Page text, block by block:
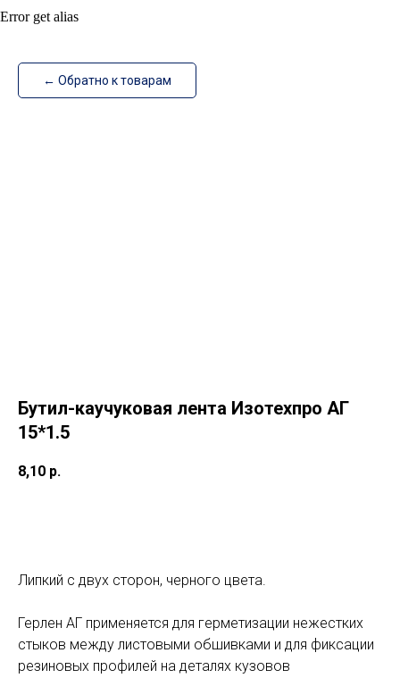
ИзотехПро
← Обратно к товарам
Error get alias
Бутил-каучуковая лента Изотехпро АГ
15*1.5
8,10 р.
Липкий с двух сторон, черного цвета.
Герлен АГ применяется для герметизации нежестких
стыков между листовыми обшивками и для фиксации
резиновых профилей на деталях кузовов